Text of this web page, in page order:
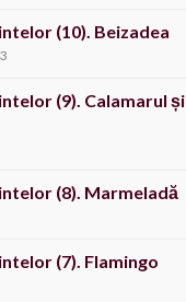
(10). Beizadea
(9). Calamarul și
(8). Marmeladă
(7). Flamingo